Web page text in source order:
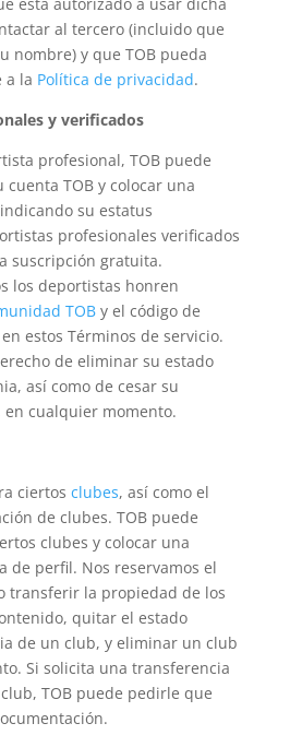
al tercero (incluido que
nombre) y que TOB pueda
a la Política de privacidad.
y verificados
profesional, TOB puede
TOB y colocar una
su estatus
profesionales verificados
suscripción gratuita.
los deportistas honren
TOBy el código de
estos Términos de servicio.
de eliminar su estado
así como de cesar su
cualquier momento.
ciertos clubes, así como el
de clubes. TOB puede
clubes y colocar una
de perfil. Nos reservamos el
transferir la propiedad de los
quitar el estado
de un club, y eliminar un club
Si solicita una transferencia
TOB puede pedirle que